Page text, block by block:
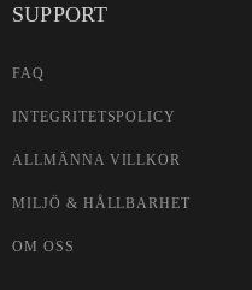
SUPPORT
FAQ
INTEGRITETSPOLICY
ALLMÄNNA VILLKOR
MILJÖ & HÅLLBARHET
OM OSS